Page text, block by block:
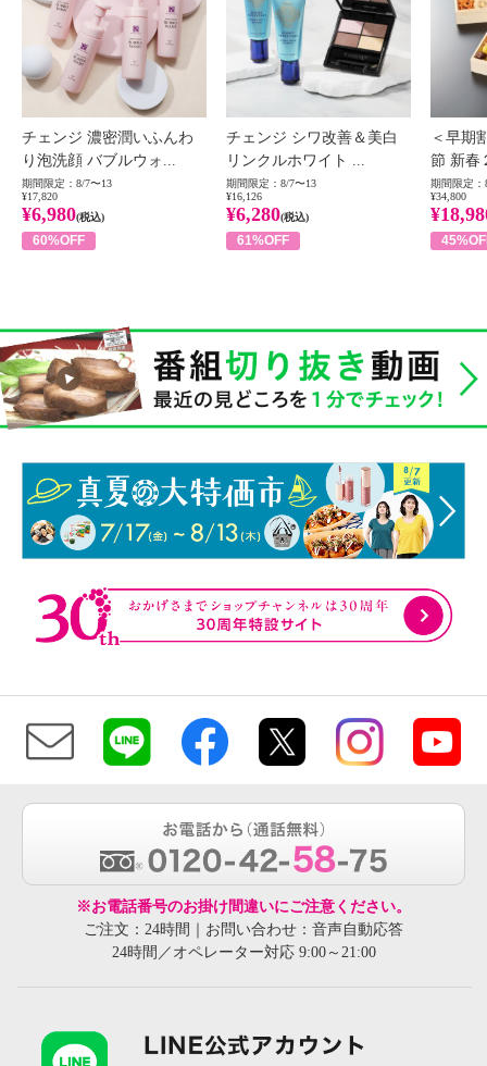
チェンジ 濃密潤いふんわ
り泡洗顔 バブルウォ...
期間限定：8/7〜13
¥17,820
¥6,980(税込)
60%OFF
チェンジ シワ改善＆美白
リンクルホワイト ...
期間限定：8/7〜13
¥16,126
¥6,280(税込)
61%OFF
＜早期
節 新春
期間限定：
¥34,800
※お電話番号のお掛け間違いにご注意ください。
ご注文：24時間｜お問い合わせ：音声自動応答
24時間／オペレーター対応 9:00～21:00